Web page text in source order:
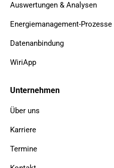
Auswertungen & Analysen
Energiemanagement-Prozesse
Datenanbindung
WiriApp
Unternehmen
Über uns
Karriere
Termine